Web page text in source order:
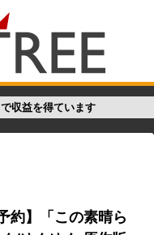
収益を得ています
約】「この素晴ら